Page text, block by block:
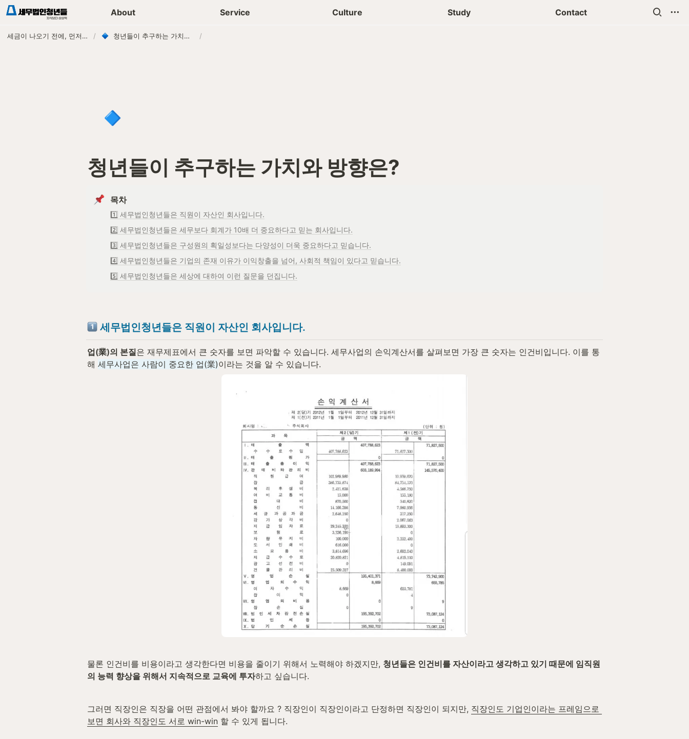
About Service Culture Study Contact
세금이 나오기 전에, 먼저 연락하는 세무법인 / 청년들이 추구하는 가치와 방향은? /
세무가이드 콘텐츠 기장상담신청 청년들 일상
🔹
청년들이 추구하는 가치와 방향은?
목차
1️⃣ 세무법인청년들은 직원이 자산인 회사입니다.
2️⃣ 세무법인청년들은 세무보다 회계가 10배 더 중요하다고 믿는 회사입니다.
3️⃣ 세무법인청년들은 구성원의 획일성보다는 다양성이 더욱 중요하다고 믿습니다.
4️⃣ 세무법인청년들은 기업의 존재 이유가 이익창출을 넘어, 사회적 책임이 있다고 믿습니다.
5️⃣ 세무법인청년들은 세상에 대하여 이런 질문을 던집니다.
세무법인청년들은 직원이 자산인 회사입니다.
업(業)의 본질은 재무제표에서 큰 숫자를 보면 파악할 수 있습니다. 세무사업의 손익계산서를 살펴보면 가장 큰 숫자는 인건비입니다. 이를 통
해 세무사업은 사람이 중요한 업(業)이라는 것을 알 수 있습니다.
물론 인건비를 비용이라고 생각한다면 비용을 줄이기 위해서 노력해야 하겠지만, 청년들은 인건비를 자산이라고 생각하고 있기 때문에 임직원
의 능력 향상을 위해서 지속적으로 교육에 투자하고 싶습니다.
그러면 직장인은 직장을 어떤 관점에서 봐야 할까요 ? 직장인이 직장인이라고 단정하면 직장인이 되지만, 직장인도 기업인이라는 프레임으로
보면 회사와 직장인도 서로 win-win 할 수 있게 됩니다.